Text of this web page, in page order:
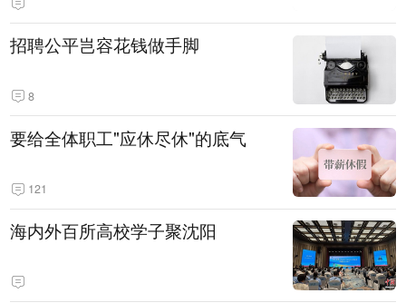
招聘公平岂容花钱做手脚
8
要给全体职工"应休尽休"的底气
121
海内外百所高校学子聚沈阳